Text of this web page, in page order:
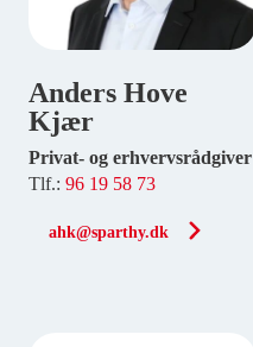
Anders Hove
Kjær
Privat- og erhvervsrådgiver
Tlf.: 96 19 58 73
ahk@sparthy.dk